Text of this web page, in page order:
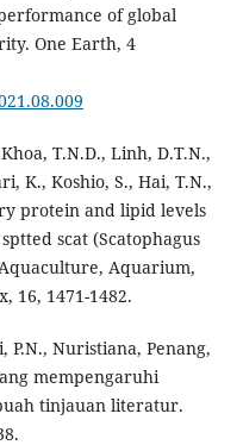
of global
One Earth, 4
T.N.D., Linh, D.T.N.,
K., Koshio, S., Hai, T.N.,
protein and lipid levels
scat (Scatophagus
Aquarium,
16, 1471-1482.
P.N., Nuristiana, Penang,
mempengaruhi
tinjauan literatur.